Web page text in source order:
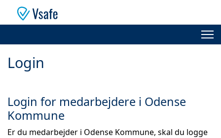
Login
Login for medarbejdere i Odense
Kommune
Er du medarbejder i Odense Kommune, skal du logge